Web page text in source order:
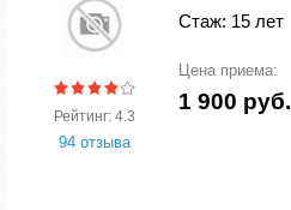
Рейтинг: 4.3
94 отзыва
Стаж: 15 лет
Цена приема:
1 900 руб.